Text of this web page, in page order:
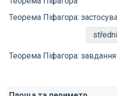
Теорема Піфагора:
střední
Теорема Піфагора: